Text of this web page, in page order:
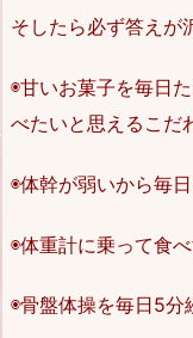
そしたら必ず答えが
◉甘いお菓子を毎日
べたいと思えるこだ
◉体幹が弱いから毎
◉体重計に乗って食
◉骨盤体操を毎日5分